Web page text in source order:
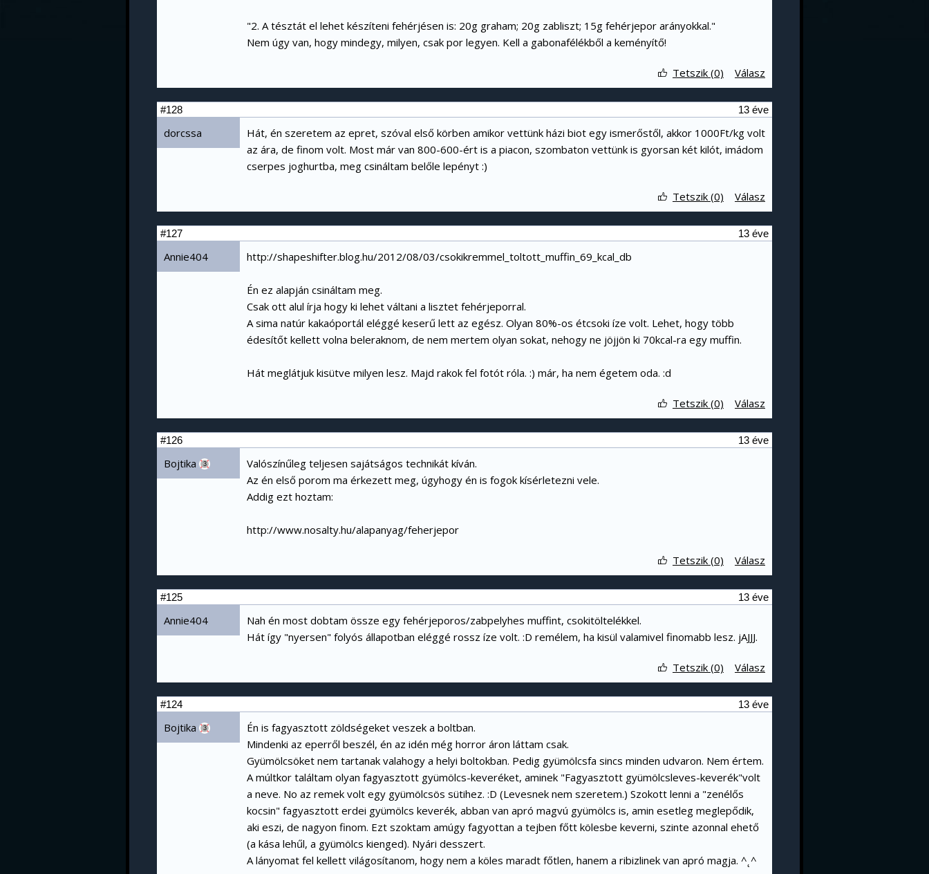
"2. A tésztát el lehet készíteni fehérjésen is: 20g graham; 20g zabliszt; 15g fehérjepor arányokkal."
Nem úgy van, hogy mindegy, milyen, csak por legyen. Kell a gabonafélékből a keményítő!
Válasz
Tetszik (0)
13 éve
#128
dorcssa
Hát, én szeretem az epret, szóval első körben amikor vettünk házi biot egy ismerőstől, akkor 1000Ft/kg volt
az ára, de finom volt. Most már van 800-600-ért is a piacon, szombaton vettünk is gyorsan két kilót, imádom
cserpes joghurtba, meg csináltam belőle lepényt :)
Válasz
Tetszik (0)
13 éve
#127
Annie404 http://shapeshifter.blog.hu/2012/08/03/csokikremmel_toltott_muffin_69_kcal_db
Én ez alapján csináltam meg.
Csak ott alul írja hogy ki lehet váltani a lisztet fehérjeporral.
A sima natúr kakaóportál eléggé keserű lett az egész. Olyan 80%-os étcsoki íze volt. Lehet, hogy több
édesítőt kellett volna beleraknom, de nem mertem olyan sokat, nehogy ne jöjjön ki 70kcal-ra egy muffin.
Hát meglátjuk kisütve milyen lesz. Majd rakok fel fotót róla. :) már, ha nem égetem oda. :d
Válasz
Tetszik (0)
13 éve
#126
Bojtika 3
Valószínűleg teljesen sajátságos technikát kíván.
Az én első porom ma érkezett meg, úgyhogy én is fogok kísérletezni vele.
Addig ezt hoztam:
http://www.nosalty.hu/alapanyag/feherjepor
Válasz
Tetszik (0)
13 éve
#125
Annie404
Nah én most dobtam össze egy fehérjeporos/zabpelyhes muffint, csokitöltelékkel.
Hát így "nyersen" folyós állapotban eléggé rossz íze volt. :D remélem, ha kisül valamivel finomabb lesz. jAJJJ.
Válasz
Tetszik (0)
13 éve
#124
Bojtika 3
Én is fagyasztott zöldségeket veszek a boltban.
Mindenki az eperről beszél, én az idén még horror áron láttam csak.
Gyümölcsöket nem tartanak valahogy a helyi boltokban. Pedig gyümölcsfa sincs minden udvaron. Nem értem.
A múltkor találtam olyan fagyasztott gyümölcs-keveréket, aminek "Fagyasztott gyümölcsleves-keverék"volt
a neve. No az remek volt egy gyümölcsös sütihez. :D (Levesnek nem szeretem.) Szokott lenni a "zenélős
kocsin" fagyasztott erdei gyümölcs keverék, abban van apró magvú gyümölcs is, amin esetleg meglepődik,
aki eszi, de nagyon finom. Ezt szoktam amúgy fagyottan a tejben főtt kölesbe keverni, szinte azonnal ehető
(a kása lehűl, a gyümölcs kienged). Nyári desszert.
A lányomat fel kellett világosítanom, hogy nem a köles maradt főtlen, hanem a ribizlinek van apró magja. ^˛^